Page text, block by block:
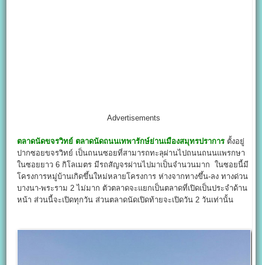
Advertisements
ตลาดนัดขจรวิทย์ ตลาดนัดถนนเทพารักษ์ย่านเมืองสมุทรปราการ ตั้งอยู่
ปากซอยขจรวิทย์ เป็นถนนซอยที่สามารถทะลุผ่านไปถนนถนนแพรกษา
ในซอยยาว 6 กิโลเมตร มีรถสัญจรผ่านไปมาเป็นจำนวนมาก ในซอยนี้มี
โครงการหมู่บ้านเกิดขึ้นใหม่หลายโครงการ ห่างจากทางขึ้น-ลง ทางด่วน
บางนา-พระราม 2 ไม่มาก ตัวตลาดจะแยกเป็นตลาดที่เปิดเป็นประจำด้าน
หน้า ส่วนนี้จะเปิดทุกวัน ส่วนตลาดนัดเปิดท้ายจะเปิดวัน 2 วันเท่านั้น